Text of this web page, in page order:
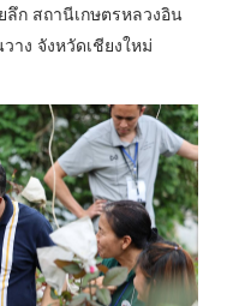
ก สถานีเกษตรหลวงอิน
ง จังหวัดเชียงใหม่